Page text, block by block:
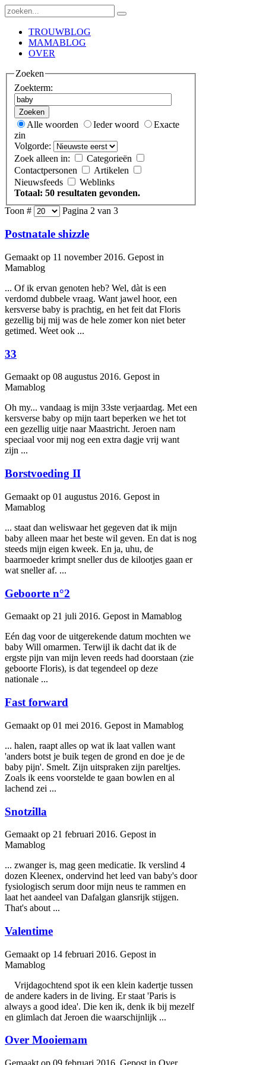
TROUWBLOG
MAMABLOG
OVER
Zoeken
Zoekterm:
Zoeken
Alle woorden Ieder woord
Exacte
zin
Volgorde:
Zoek alleen in:
Categorieën
Contactpersonen
Artikelen
Nieuwsfeeds
Weblinks
Totaal: 50 resultaten gevonden.
Toon #
Pagina 2 van 3
Postnatale shizzle
Gemaakt op 11 november 2016. Gepost in
Mamablog
... Of ik ervan genoten heb? Wel, dàt is een
verdomd dubbele vraag. Want jawel hoor, een
kersverse baby is prachtig, en het feit dat Floris
gezellig bij mij was de hele zomer kon niet beter
getimed. Weet ook ...
33
Gemaakt op 08 augustus 2016. Gepost in
Mamablog
Oh my... vandaag is mijn 33ste verjaardag. Met een
kersverse baby op mijn taart beperken we het tot
een gezellig uitje naar Maastricht. Jeroen nam
speciaal voor mij nog een extra dagje vrij want
zijn ...
Borstvoeding II
Gemaakt op 01 augustus 2016. Gepost in
Mamablog
... staat dan weliswaar het gegeven dat ik mijn
baby alleen maar het beste wil geven. En dat is nog
steeds mijn eigen kweek. En ja, uhu, de
baarmoeder krimpt sneller dus de kilootjes gaan er
wat sneller af. ...
Geboorte n°2
Gemaakt op 21 juli 2016. Gepost in Mamablog
Eén dag voor de uitgerekende datum mochten we
baby Will omarmen. Terwijl ik dacht dat ik de
ergste pijn van mijn leven reeds had doorstaan (zie
geboorte Floris), is dat tegendeel op deze
nationale ...
Fast forward
Gemaakt op 01 mei 2016. Gepost in Mamablog
... halen, raapt alles op wat ik laat vallen want
'anders botst je buik tegen de grond en doe je de
baby pijn'. Smelt. Zijn uitspraken zijn pareltjes.
Zoals ik eens voorstelde te gaan bowlen en al
lachend zei ...
Snotzilla
Gemaakt op 21 februari 2016. Gepost in
Mamablog
... zwanger is, mag geen medicatie. Ik verslind 4
dozen Kleenex, ondervind het leed van baby's door
fysiologisch serum door mijn neus te rammen en
laat het aandeel van Dafalgan glansrijk stijgen.
That's about ...
Valentime
Gemaakt op 14 februari 2016. Gepost in
Mamablog
Vrijdagochtend spot ik een klein kadertje tussen
de andere kaders in de living. Er staat 'Paris is
always a good idea'. Die ken ik, denk ik bij mezelf
en glimlach dat Jeroen die waarschijnlijk ...
Over Mooiemam
Gemaakt op 09 februari 2016. Gepost in Over